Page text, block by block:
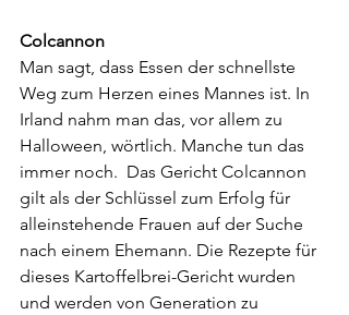
Colcannon
Man sagt, dass Essen der schnellste
Weg zum Herzen eines Mannes ist. In
Irland nahm man das, vor allem zu
Halloween, wörtlich. Manche tun das
immer noch.  Das Gericht Colcannon
gilt als der Schlüssel zum Erfolg für
alleinstehende Frauen auf der Suche
nach einem Ehemann. Die Rezepte für
dieses Kartoffelbrei-Gericht wurden
und werden von Generation zu